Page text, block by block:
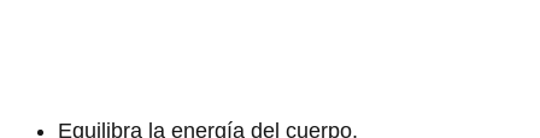
Equilibra la energía del cuerpo.